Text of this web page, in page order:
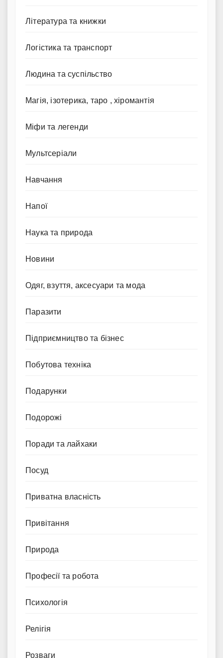
Література та книжки
Логістика та транспорт
Людина та суспільство
Магія, ізотерика, таро , хіромантія
Міфи та легенди
Мультсеріали
Навчання
Напої
Наука та природа
Новини
Одяг, взуття, аксесуари та мода
Паразити
Підприємництво та бізнес
Побутова техніка
Подарунки
Подорожі
Поради та лайхаки
Посуд
Приватна власність
Привітання
Природа
Професії та робота
Психологія
Релігія
Розваги